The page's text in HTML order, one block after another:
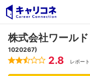
株式会社ワールド
1020267)
2.8 レポー